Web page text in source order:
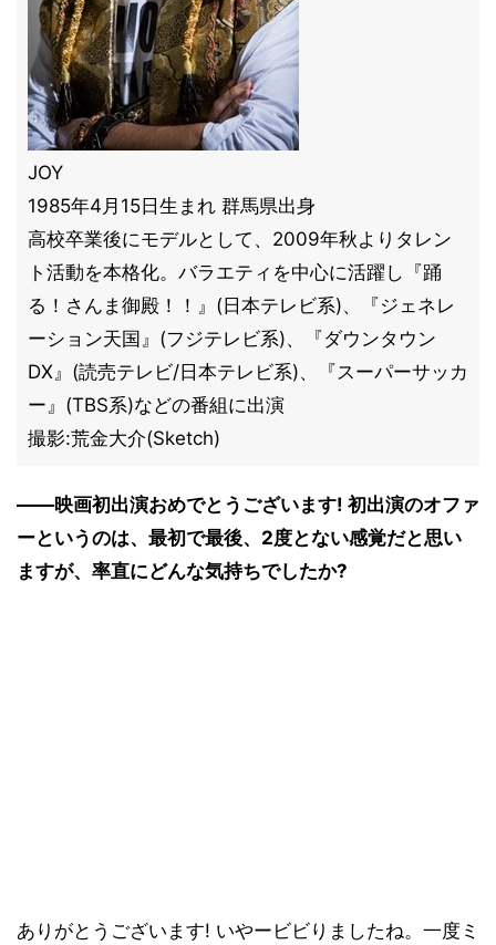
JOY
1985年4月15日生まれ 群馬県出身
高校卒業後にモデルとして、2009年秋よりタレン
ト活動を本格化。バラエティを中心に活躍し『踊
る！さんま御殿！！』(日本テレビ系)、『ジェネレ
ーション天国』(フジテレビ系)、『ダウンタウン
DX』(読売テレビ/日本テレビ系)、『スーパーサッカ
ー』(TBS系)などの番組に出演
撮影:荒金大介(Sketch)
――映画初出演おめでとうございます! 初出演のオファ
ーというのは、最初で最後、2度とない感覚だと思い
ますが、率直にどんな気持ちでしたか?
ありがとうございます! いやービビりましたね。一度ミ